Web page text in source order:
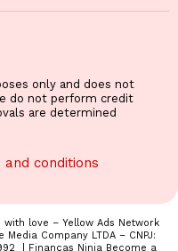
only and does not
do not perform credit
are determined
and conditions
love – Yellow Ads Network
Company LTDA – CNPJ:
| Finanças Ninja Become a